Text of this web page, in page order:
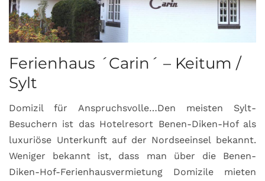
Ferienhaus ´Carin´ – Keitum /
Sylt
Domizil für Anspruchsvolle…Den meisten Sylt-
Besuchern ist das Hotelresort Benen-Diken-Hof als
luxuriöse Unterkunft auf der Nordseeinsel bekannt.
Weniger bekannt ist, dass man über die Benen-
Diken-Hof-Ferienhausvermietung Domizile mieten